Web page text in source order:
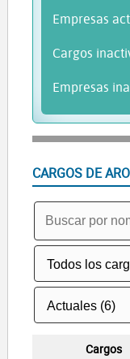
Empresas
Cargos
Empresas
CARGOS DE